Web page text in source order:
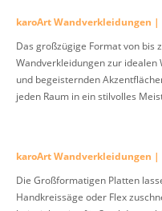
karoArt Wandverkleidungen
Das großzügige Format von bis
Wandverkleidungen zur
und begeisternden
jeden Raum in ein stilvolles
karoArt Wandverkleidungen
Die Großformatigen Platten
Handkreissäge oder Flex